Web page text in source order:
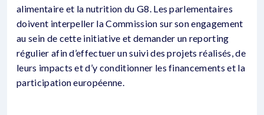
alimentaire et la nutrition du G8. Les parlementaires
doivent interpeller la Commission sur son engagement
au sein de cette initiative et demander un reporting
régulier afin d’effectuer un suivi des projets réalisés, de
leurs impacts et d’y conditionner les financements et la
participation européenne.